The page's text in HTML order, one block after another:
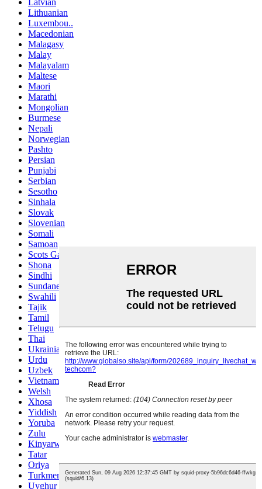
Latvian
Lithuanian
Luxembou..
Macedonian
Malagasy
Malay
Malayalam
Maltese
Maori
Marathi
Mongolian
Burmese
Nepali
Norwegian
Pashto
Persian
Punjabi
Serbian
Sesotho
Sinhala
Slovak
Slovenian
Somali
Samoan
Scots Gaelic
Shona
Sindhi
Sundanese
Swahili
Tajik
Tamil
Telugu
Thai
Ukrainian
Urdu
Uzbek
Vietnamese
Welsh
Xhosa
Yiddish
Yoruba
Zulu
Kinyarwanda
Tatar
Oriya
Turkmen
Uyghur